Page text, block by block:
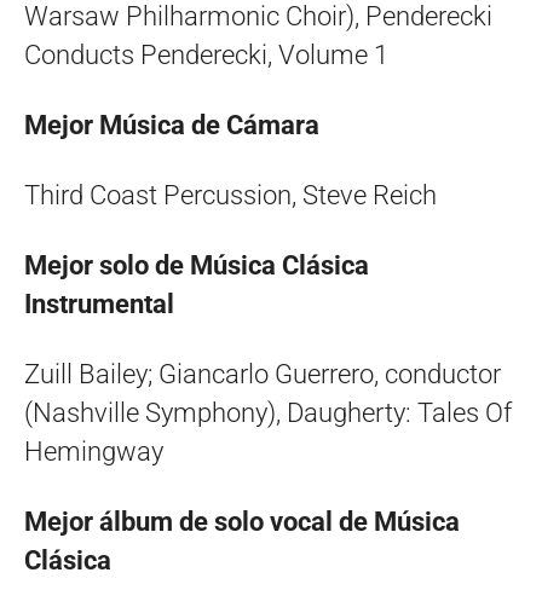
Warsaw Philharmonic Choir), Penderecki
Conducts Penderecki, Volume 1
Mejor Música de Cámara
Third Coast Percussion, Steve Reich
Mejor solo de Música Clásica
Instrumental
Zuill Bailey; Giancarlo Guerrero, conductor
(Nashville Symphony), Daugherty: Tales Of
Hemingway
Mejor álbum de solo vocal de Música
Clásica